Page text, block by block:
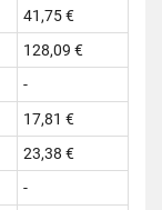
41,75 €
128,09 €
-
17,81 €
23,38 €
-